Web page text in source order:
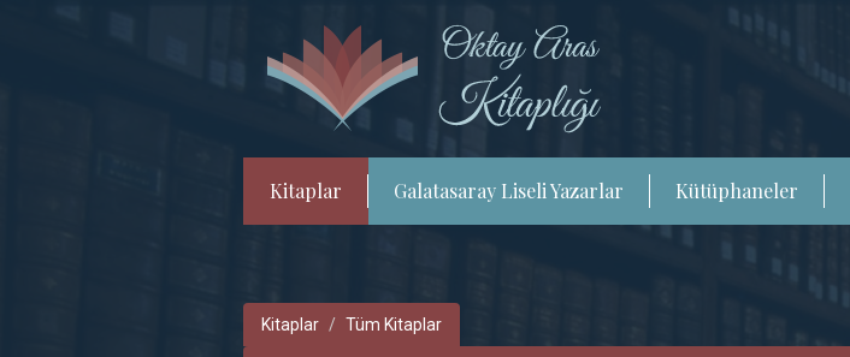
Kitaplar Galatasaray Liseli Yazarlar Kütüphaneler
Kitaplar Tüm Kitaplar